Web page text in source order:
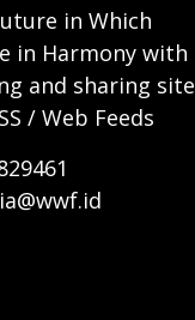
in Which
in Harmony with
and sharing site
/ Web Feeds